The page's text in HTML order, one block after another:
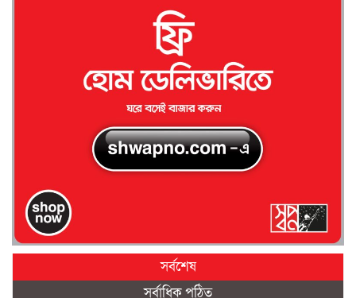
সর্বশেষ
সর্বাধিক পঠিত